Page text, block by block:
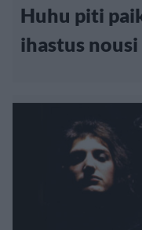
Huhu piti
ihastus